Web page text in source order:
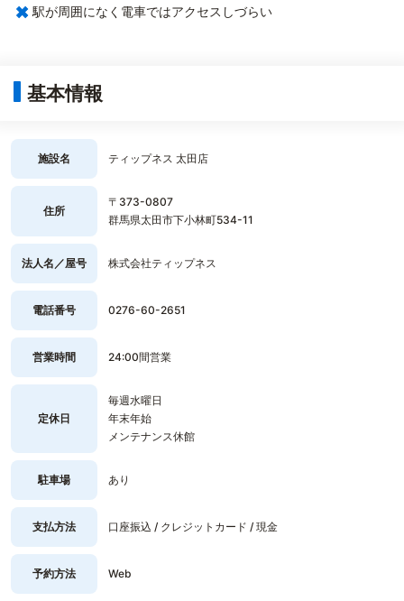
× 駅が周囲になく電車ではアクセスしづらい
基本情報
施設名 ティップネス 太田店
住所
〒373-0807
群馬県太田市下小林町534-11
法人名／屋号 株式会社ティップネス
電話番号 0276-60-2651
営業時間 24:00間営業
定休日
毎週水曜日
年末年始
メンテナンス休館
駐車場 あり
支払方法 口座振込 / クレジットカード / 現金
予約方法 Web